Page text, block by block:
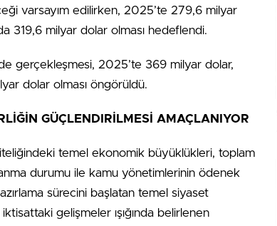
varsayım edilirken, 2025’te 279,6 milyar
319,6 milyar dolar olması hedeflendi.
gerçekleşmesi, 2025’te 369 milyar dolar,
dolar olması öngörüldü.
GÜÇLENDIRİLMESİ AMAÇLANIYOR
temel ekonomik büyüklükleri, toplam
durumu ile kamu yönetimlerinin ödenek
sürecini başlatan temel siyaset
gelişmeler ışığında belirlenen